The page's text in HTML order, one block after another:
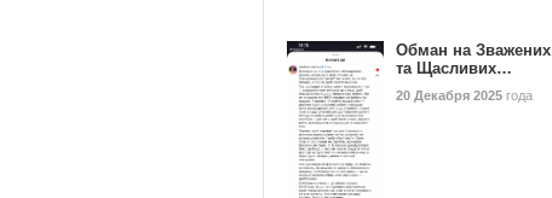
Обман на Зважених
та Щасливих…
20 Декабря 2025 года